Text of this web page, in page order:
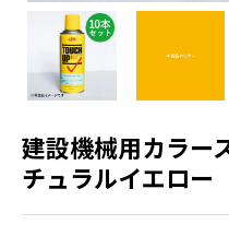
建設機械用カラ
チュラルイエロ